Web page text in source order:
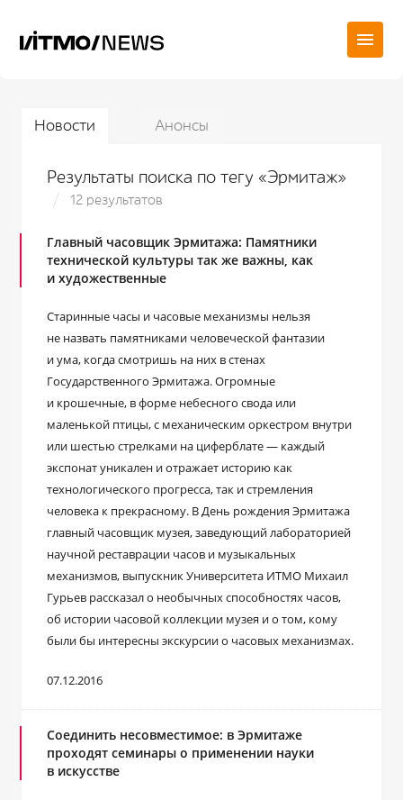
Новости Анонсы
Результаты поиска по тегу «Эрмитаж»
12 результатов
Главный часовщик Эрмитажа: Памятники
технической культуры так же важны, как
и художественные
Старинные часы и часовые механизмы нельзя
не назвать памятниками человеческой фантазии
и ума, когда смотришь на них в стенах
Государственного Эрмитажа. Огромные
и крошечные, в форме небесного свода или
маленькой птицы, с механическим оркестром внутри
или шестью стрелками на циферблате — каждый
экспонат уникален и отражает историю как
технологического прогресса, так и стремления
человека к прекрасному. В День рождения Эрмитажа
главный часовщик музея, заведующий лабораторией
научной реставрации часов и музыкальных
механизмов, выпускник Университета ИТМО Михаил
Гурьев рассказал о необычных способностях часов,
об истории часовой коллекции музея и о том, кому
были бы интересны экскурсии о часовых механизмах.
07.12.2016
Соединить несовместимое: в Эрмитаже
проходят семинары о применении науки
в искусстве